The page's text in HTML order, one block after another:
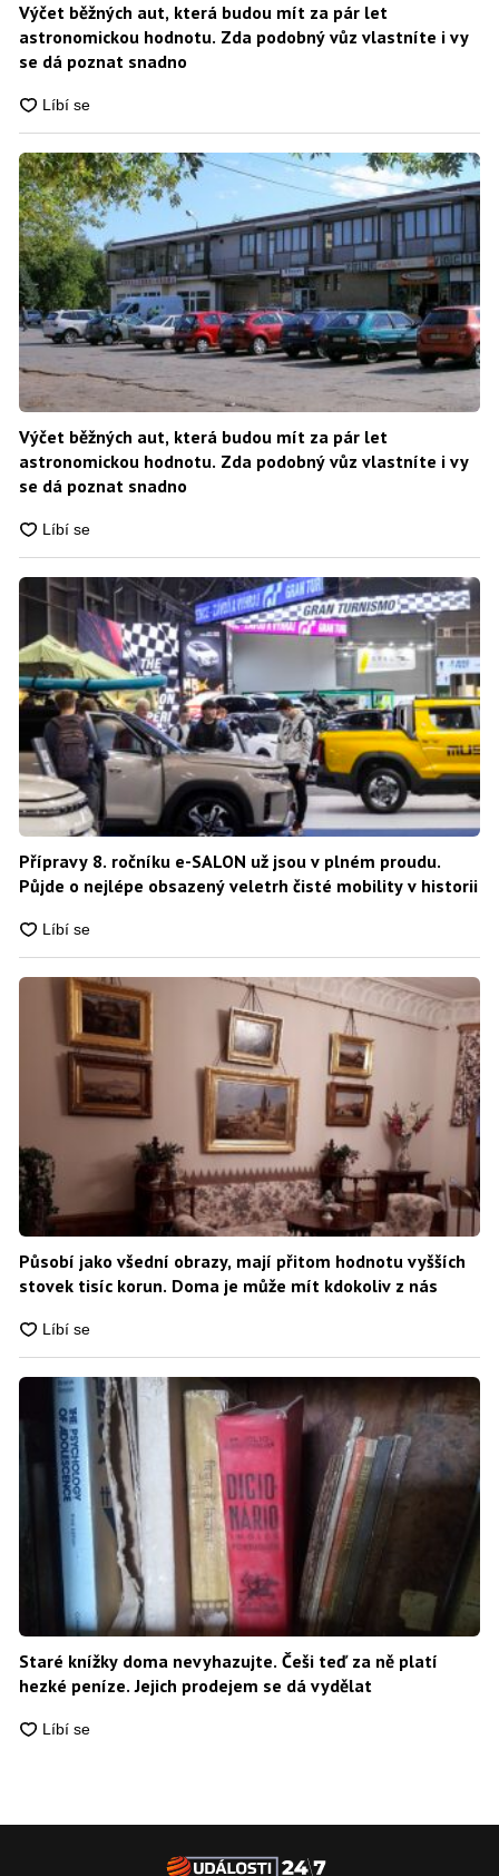
Výčet běžných aut, která budou mít za pár let
astronomickou hodnotu. Zda podobný vůz vlastníte i vy
se dá poznat snadno
Výčet běžných aut, která budou mít za pár let
astronomickou hodnotu. Zda podobný vůz vlastníte i vy
se dá poznat snadno
Přípravy 8. ročníku e-SALON už jsou v plném proudu.
Půjde o nejlépe obsazený veletrh čisté mobility v historii
Působí jako všední obrazy, mají přitom hodnotu vyšších
stovek tisíc korun. Doma je může mít kdokoliv z nás
Staré knížky doma nevyhazujte. Češi teď za ně platí
hezké peníze. Jejich prodejem se dá vydělat